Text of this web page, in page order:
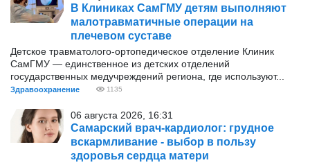
В Клиниках СамГМУ детям выполняют
малотравматичные операции на
плечевом суставе
Детское травматолого-ортопедическое отделение Клиник
СамГМУ — единственное из детских отделений
государственных медучреждений региона, где используют...
Здравоохранение 1135
06 августа 2026, 16:31
Самарский врач-кардиолог: грудное
вскармливание - выбор в пользу
здоровья сердца матери